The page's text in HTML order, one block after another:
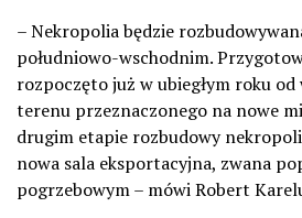
– Nekropolia będzie
południowo-wschodnim.
rozpoczęto już w ubiegłym roku
terenu przeznaczonego na nowe
drugim etapie rozbudowy
nowa sala eksportacyjna, zwana
pogrzebowym – mówi Robert